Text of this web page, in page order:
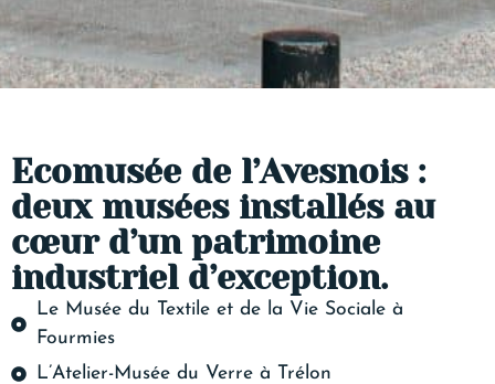
Ecomusée de l’Avesnois :
deux musées installés au
cœur d’un patrimoine
industriel d’exception.
Le Musée du Textile et de la Vie Sociale à
Fourmies
L’Atelier-Musée du Verre à Trélon